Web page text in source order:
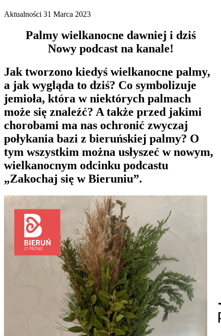
Aktualności 31 Marca 2023
Palmy wielkanocne dawniej i dziś
Nowy podcast na kanale!
Jak tworzono kiedyś wielkanocne palmy,
a jak wygląda to dziś? Co symbolizuje
jemioła, która w niektórych palmach
może się znaleźć? A także przed jakimi
chorobami ma nas ochronić zwyczaj
połykania bazi z bieruńskiej palmy? O
tym wszystkim można usłyszeć w nowym,
wielkanocnym odcinku podcastu
„Zakochaj się w Bieruniu”.